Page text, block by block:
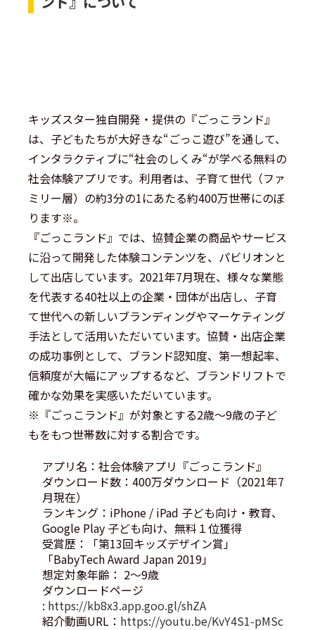
キッズスター独自開発・提供の『ごっこランド』
は、子どもたちが大好きな“ごっこ遊び”を通して、
インタラクティブに“社会のしくみ“が学べる無料の
社会体験アプリです。利用者は、子育て世代（ファ
ミリー層）の約3分の1にあたる約400万世帯にのぼ
ります※。
『ごっこランド』では、協賛企業の商品やサービス
に沿って開発した体験コンテンツを、パビリオンと
して出店しています。2021年7月現在、様々な業態
を代表する40社以上の企業・団体が出店し、子育
て世代への新しいブランディングやマーケティング
手法として活用いただいています。協賛・出店企業
の成功事例として、ブランド認知度、第一想起率、
信頼度が大幅にアップするなど、ブランドリフトで
確かな効果を実感いただいています。
※『ごっこランド』が対象とする2歳～9歳の子ど
もをもつ世帯数に対する割合です。
アプリ名：社会体験アプリ『ごっこランド』
ダウンロード数：400万ダウンロード（2021年7
月現在）
ランキング：iPhone / iPad 子ども向け・教育、
Google Play 子ども向け、無料１位獲得
受賞歴：「第13回キッズデザイン賞」
「BabyTech Award Japan 2019」
想定対象年齢： 2～9歳
ダウンロードページ
: https://kb8x3.app.goo.gl/shZA
紹介動画URL： https://youtu.be/KvY4S1-pMSc